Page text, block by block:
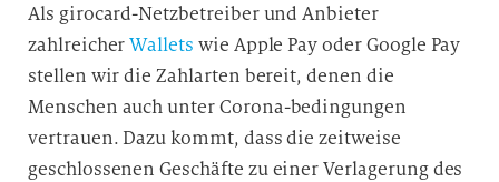
e
i
t
u
n
g
Als girocard-Netzbetreiber und Anbieter
zahlreicherWallets wie Apple Pay oder Google Pay
stellen wir die Zahlarten bereit, denen die
Menschen auch unter Corona-bedingungen
vertrauen. Dazu kommt, dass die zeitweise
geschlossenen Geschäfte zu einer Verlagerung des